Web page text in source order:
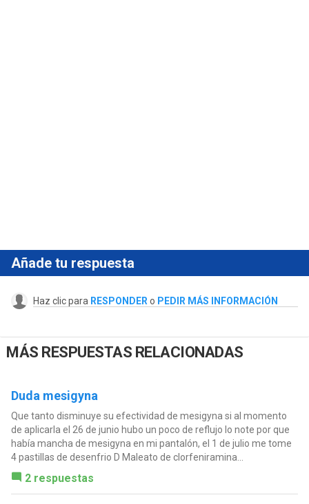
Añade tu respuesta
Haz clic para RESPONDER o PEDIR MÁS INFORMACIÓN
MÁS RESPUESTAS RELACIONADAS
Duda mesigyna
Que tanto disminuye su efectividad de mesigyna si al momento
de aplicarla el 26 de junio hubo un poco de reflujo lo note por que
había mancha de mesigyna en mi pantalón, el 1 de julio me tome
4 pastillas de desenfrio D Maleato de clorfeniramina...
2 respuestas